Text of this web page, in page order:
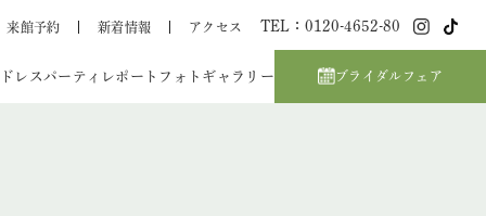
来館予約 新着情報 アクセス TEL：0120-4652-80
ドレスパーティレポート フォトギャラリー ブライダルフェア